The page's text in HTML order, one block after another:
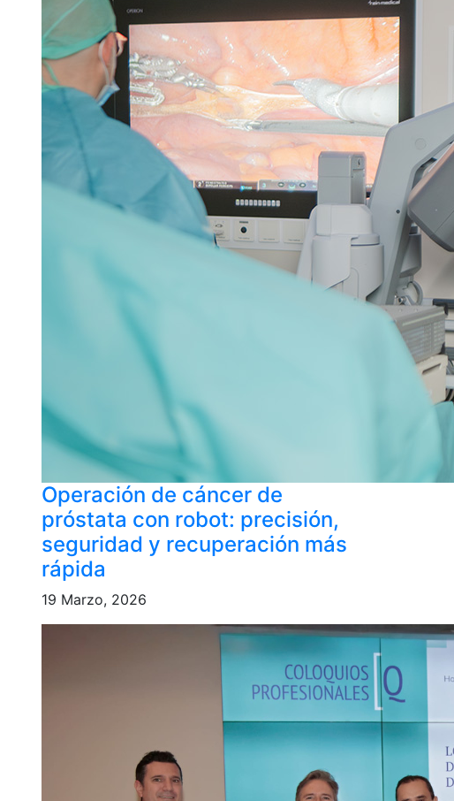
Operación de cáncer de
próstata con robot: precisión,
seguridad y recuperación más
rápida
19 Marzo, 2026